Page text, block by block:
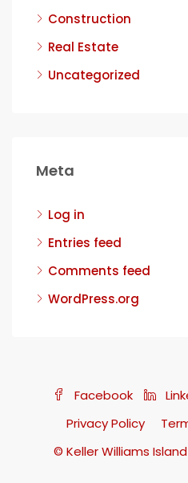
Construction
Real Estate
Uncategorized
Meta
Log in
Entries feed
Comments feed
WordPress.org
Facebook
Privacy Policy
© Keller Williams